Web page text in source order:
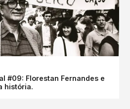
#09: Florestan Fernandes e
história.